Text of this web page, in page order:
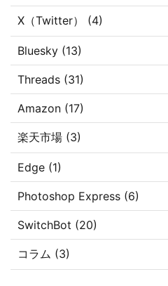
X（Twitter） (4)
Bluesky (13)
Threads (31)
Amazon (17)
楽天市場 (3)
Edge (1)
Photoshop Express (6)
SwitchBot (20)
コラム (3)